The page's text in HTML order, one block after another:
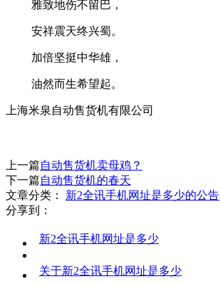
雅致地伤不留巴，
安祥震天终兴蜀。
加倍坚挺中华雄，
油然而生希望起。
上海米泉自动售货机有限公司
上一篇自动售货机卖母鸡？
下一篇自动售货机的春天
文章分类：
新2全讯手机网址是多少的公告
分享到：
新2全讯手机网址是多少
关于新2全讯手机网址是多少